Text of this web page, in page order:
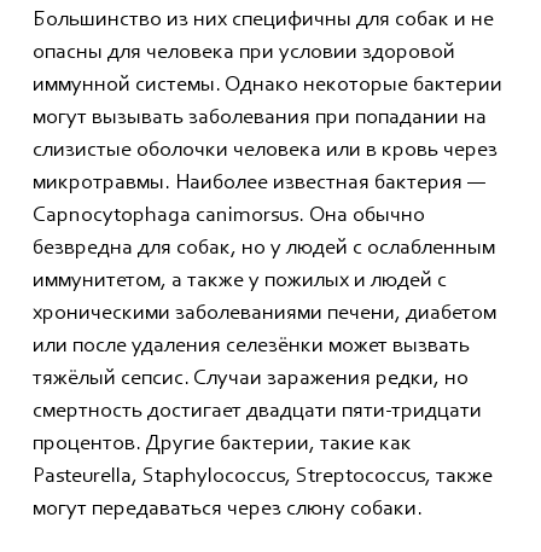
Большинство из них специфичны для собак и не
опасны для человека при условии здоровой
иммунной системы. Однако некоторые бактерии
могут вызывать заболевания при попадании на
слизистые оболочки человека или в кровь через
микротравмы. Наиболее известная бактерия —
Capnocytophaga canimorsus. Она обычно
безвредна для собак, но у людей с ослабленным
иммунитетом, а также у пожилых и людей с
хроническими заболеваниями печени, диабетом
или после удаления селезёнки может вызвать
тяжёлый сепсис. Случаи заражения редки, но
смертность достигает двадцати пяти-тридцати
процентов. Другие бактерии, такие как
Pasteurella, Staphylococcus, Streptococcus, также
могут передаваться через слюну собаки.